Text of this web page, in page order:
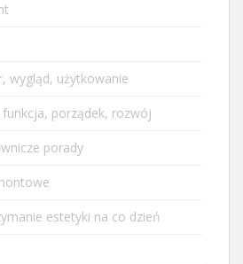
wygląd, użytkowanie
porządek, rozwój
porady
estetyki na co dzień